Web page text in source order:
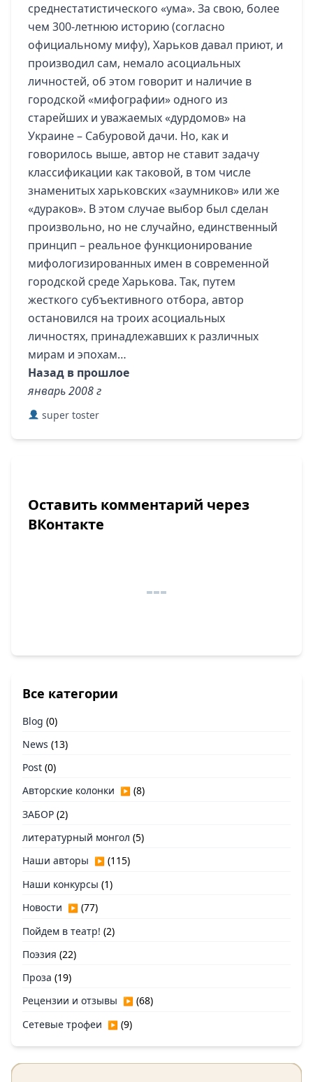
среднестатистического «ума». За свою, более
чем 300-летнюю историю (согласно
официальному мифу), Харьков давал приют, и
производил сам, немало асоциальных
личностей, об этом говорит и наличие в
городской «мифографии» одного из
старейших и уважаемых «дурдомов» на
Украине – Сабуровой дачи. Но, как и
говорилось выше, автор не ставит задачу
классификации как таковой, в том числе
знаменитых харьковских «заумников» или же
«дураков». В этом случае выбор был сделан
произвольно, но не случайно, единственный
принцип – реальное функционирование
мифологизированных имен в современной
городской среде Харькова. Так, путем
жесткого субъективного отбора, автор
остановился на троих асоциальных
личностях, принадлежавших к различных
мирам и эпохам…
Назад в прошлое
январь 2008 г
super toster
Оставить комментарий через
ВКонтакте
Все категории
Blog (0)
News (13)
Post (0)
Авторские колонки ▶ (8)
ЗАБОР (2)
литературный монгол (5)
Наши авторы ▶ (115)
Наши конкурсы (1)
Новости ▶ (77)
Пойдем в театр! (2)
Поэзия (22)
Проза (19)
Рецензии и отзывы ▶ (68)
Сетевые трофеи ▶ (9)